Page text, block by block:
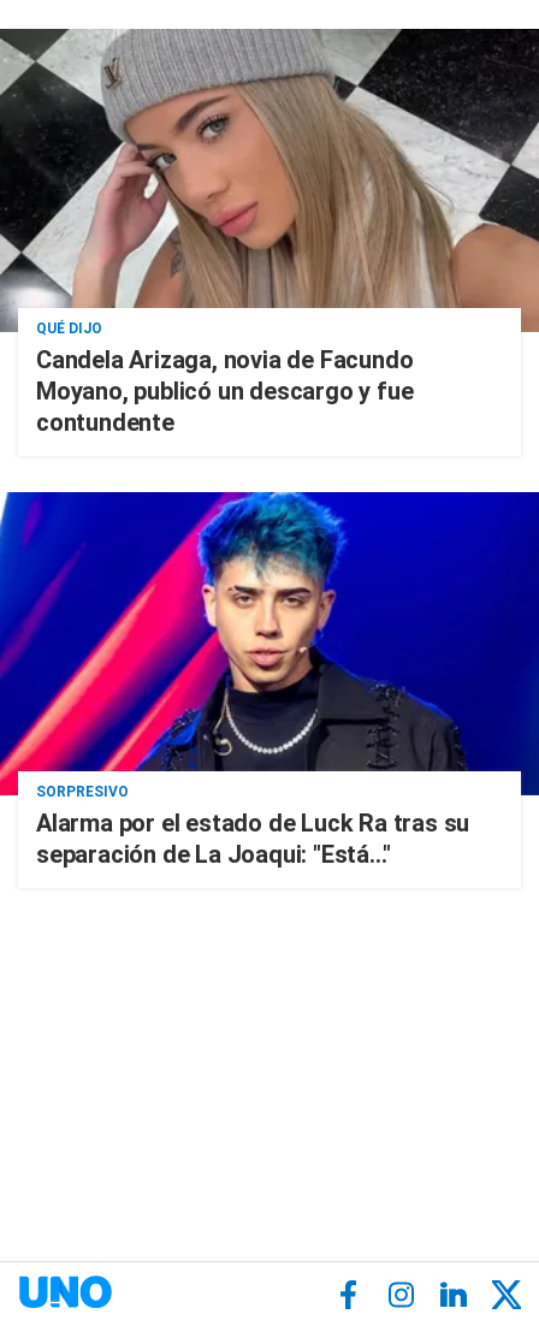
QUÉ DIJO
Candela Arizaga, novia de Facundo
Moyano, publicó un descargo y fue
contundente
SORPRESIVO
Alarma por el estado de Luck Ra tras su
separación de La Joaqui: "Está..."